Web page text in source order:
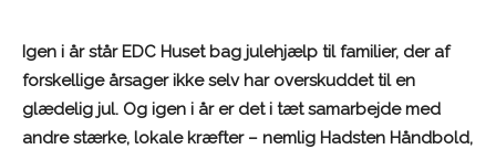
Igen i år står EDC Huset bag julehjælp til familier, der af
forskellige årsager ikke selv har overskuddet til en
glædelig jul. Og igen i år er det i tæt samarbejde med
andre stærke, lokale kræfter – nemlig Hadsten Håndbold,